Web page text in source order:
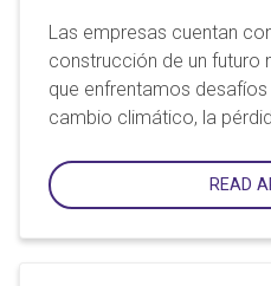
Las empresas cuentan
construcción de un futuro
que enfrentamos
cambio climático, la
READ